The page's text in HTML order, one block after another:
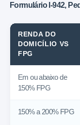
Formulário I-942,
RENDA DO
DOMICÍLIO VS
FPG
Em ou abaixo de
150% FPG
150% a 200% FPG